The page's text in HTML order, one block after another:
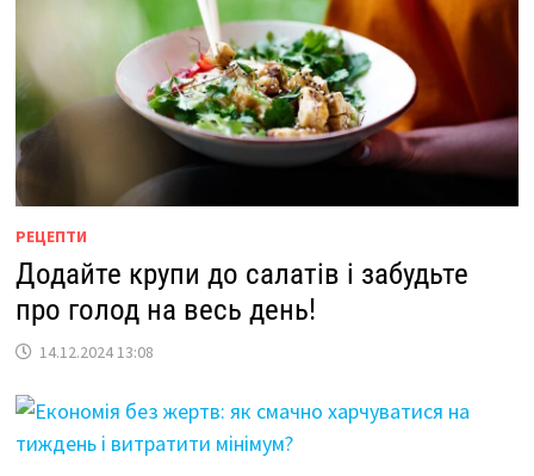
РЕЦЕПТИ
Додайте крупи до салатів і забудьте
про голод на весь день!
14.12.2024 13:08